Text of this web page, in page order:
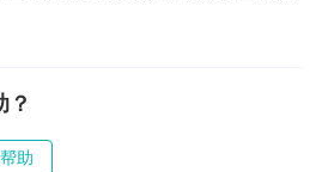
？
助